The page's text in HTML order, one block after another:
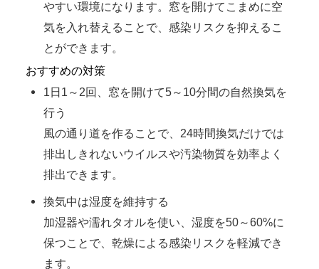
やすい環境になります。窓を開けてこまめに空
気を入れ替えることで、感染リスクを抑えるこ
とができます。
おすすめの対策
1日1～2回、窓を開けて5～10分間の自然換気を
行う
風の通り道を作ることで、24時間換気だけでは
排出しきれないウイルスや汚染物質を効率よく
排出できます。
換気中は湿度を維持する
加湿器や濡れタオルを使い、湿度を50～60%に
保つことで、乾燥による感染リスクを軽減でき
ます。